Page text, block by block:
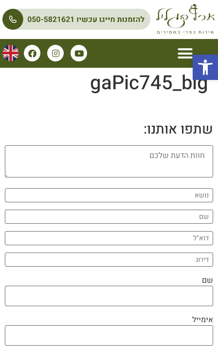
פתח סרגל נגישות
gaPic745_big
שתפו אותנו:
שם
אימייל